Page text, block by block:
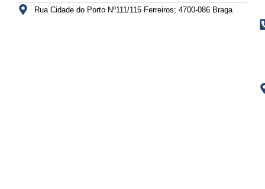
Rua Cidade do Porto Nº111/115 Ferreiros; 4700-086 Braga